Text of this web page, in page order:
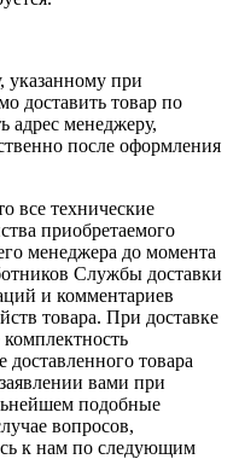
указанному при
доставить товар по
адрес менеджеру,
после оформления
все технические
приобретаемого
менеджера до момента
Службы доставки
и комментариев
товара. При доставке
комплектность
доставленного товара
вами при
подобные
вопросов,
к нам по следующим